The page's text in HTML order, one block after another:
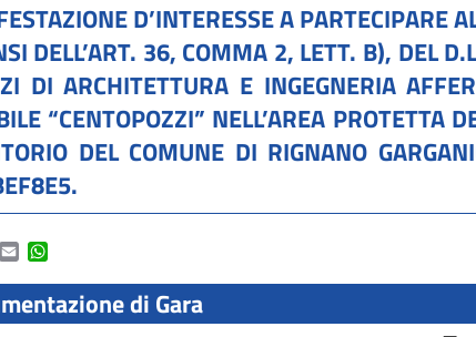
D’INTERESSE A PARTECIPARE
DELL’ART. 36, COMMA 2, LETT. B), DEL
DI ARCHITETTURA E INGEGNERIA
“CENTOPOZZI” NELL’AREA PROTETTA
DEL COMUNE DI RIGNANO
Twitter
Email
di Gara